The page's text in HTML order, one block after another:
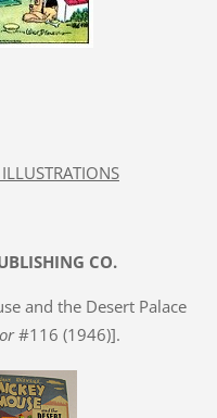
CO.
and the Desert Palace
#116 (1946)].